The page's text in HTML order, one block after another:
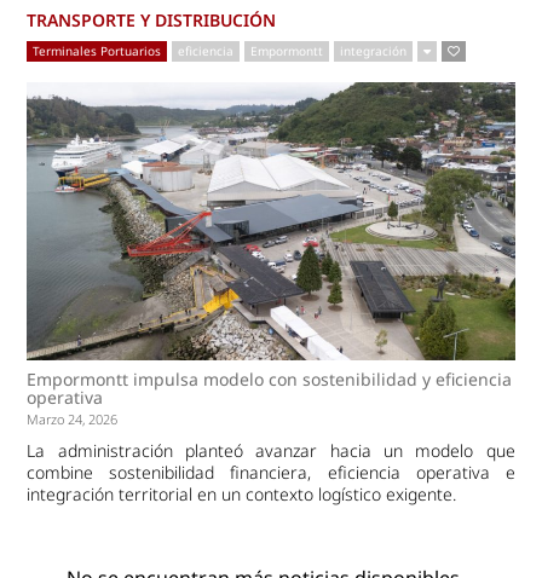
TRANSPORTE Y DISTRIBUCIÓN
Terminales Portuarios eficiencia Empormontt integración
Empormontt impulsa modelo con sostenibilidad y eficiencia
operativa
Marzo 24, 2026
La administración planteó avanzar hacia un modelo que
combine sostenibilidad financiera, eficiencia operativa e
integración territorial en un contexto logístico exigente.